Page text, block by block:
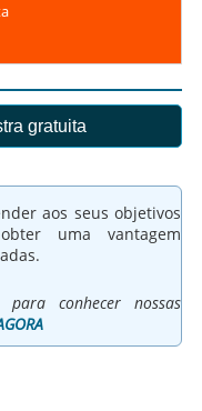
gratuita
aos seus objetivos
uma vantagem
conhecer nossas